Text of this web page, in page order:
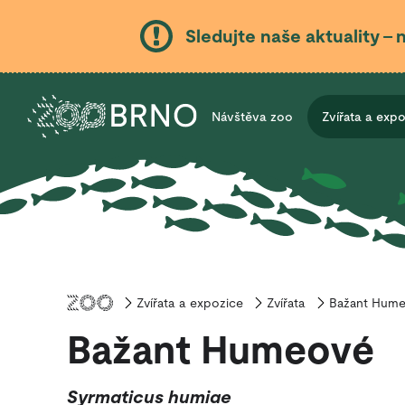
Sledujte naše aktuality –
Návštěva zoo Zvířata a
Úvod
Zvířata a expozice Zvířata Bažant
Bažant Humeové
Syrmaticus humiae